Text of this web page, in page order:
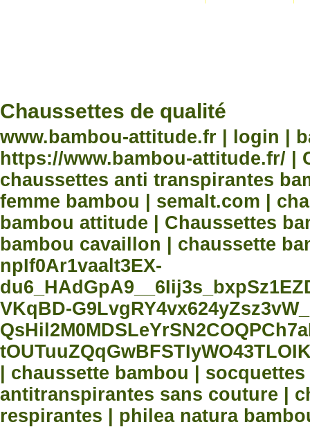
Chaussettes de qualité
www.bambou-attitude.fr | login |
https://www.bambou-attitude.fr/ |
chaussettes anti transpirantes
femme bambou | semalt.com |
bambou attitude | Chaussettes
bambou cavaillon | chaussette
npIf0Ar1vaalt3EX-
VKqBD-
| chaussette bambou |
antitranspirantes sans couture |
respirantes | philea natura